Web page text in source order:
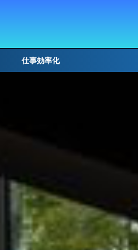
仕事効率化